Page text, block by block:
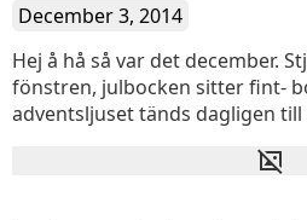
December 3, 2014
Hej å hå så var det december.
fönstren, julbocken sitter fint-
adventsljuset tänds dagligen